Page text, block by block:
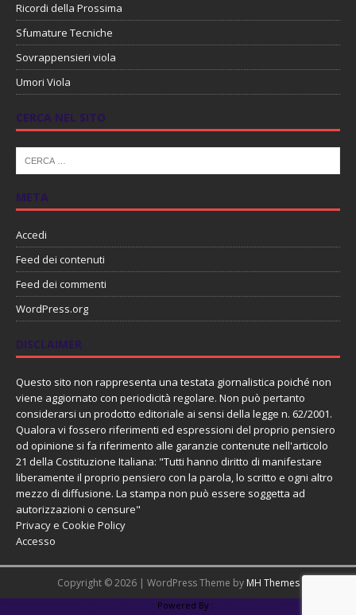
Ricordi della Prossima
Sfumature Tecniche
Sovrappensieri viola
Umori Viola
CERCA NEL SITO
META
Accedi
Feed dei contenuti
Feed dei commenti
WordPress.org
DISCLAIMER
Questo sito non rappresenta una testata giornalistica poiché non
viene aggiornato con periodicità regolare. Non può pertanto
considerarsi un prodotto editoriale ai sensi della legge n. 62/2001.
Qualora vi fossero riferimenti ed espressioni del proprio pensiero
od opinione si fa riferimento alle garanzie contenute nell'articolo
21 della Costituzione Italiana: "Tutti hanno diritto di manifestare
liberamente il proprio pensiero con la parola, lo scritto e ogni altro
mezzo di diffusione. La stampa non può essere soggetta ad
autorizzazioni o censure"
Privacy e Cookie Policy
Accesso
Copyright © 2026 | WordPress Theme by MH Themes
Powered By :